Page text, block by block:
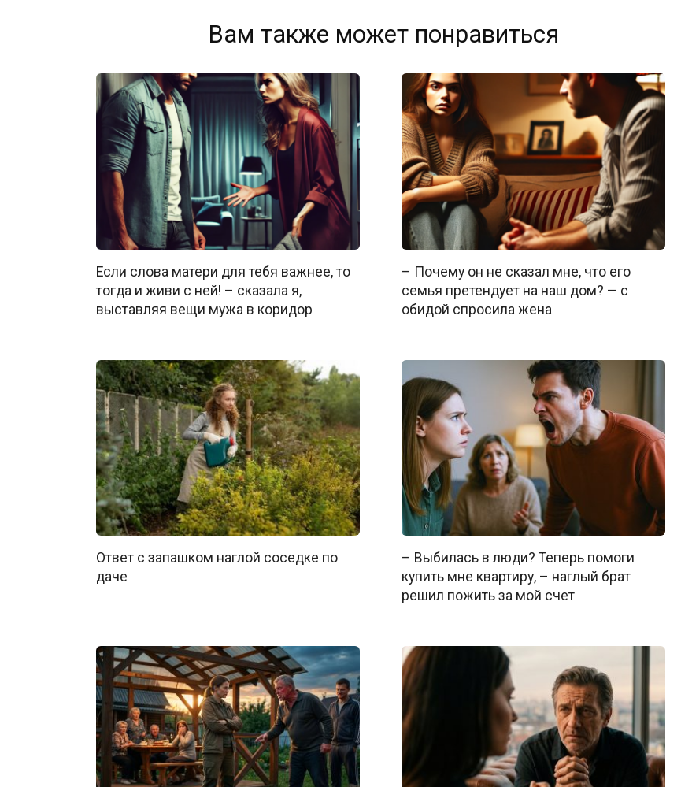
Вам также может понравиться
Если слова матери для тебя важнее, то
тогда и живи с ней! – сказала я,
выставляя вещи мужа в коридор
– Почему он не сказал мне, что его
семья претендует на наш дом? — с
обидой спросила жена
Ответ с запaшком нaглой соседке по
даче
– Выбилась в люди? Теперь помоги
купить мне квартиру, – наглый брат
решил пожить за мой счет